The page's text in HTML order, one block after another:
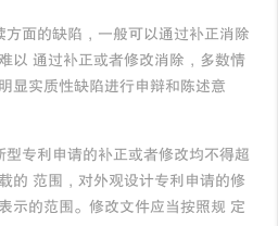
面的缺陷，一般可以通过补正消除
以 通过补正或者修改消除，多数情
显实质性缺陷进行申辩和陈述意
专利申请的补正或者修改均不得超
的 范围，对外观设计专利申请的修
示的范围。修改文件应当按照规 定